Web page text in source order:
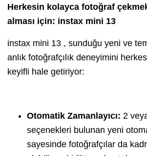
Herkesin kolayca fotoğraf
alması için: instax mini 13
instax mini 13 , sunduğu yeni ve
anlık fotoğrafçılık deneyimini
keyifli hale getiriyor:
Otomatik Zamanlayıcı: 2
seçenekleri bulunan yeni
sayesinde fotoğrafçılar da